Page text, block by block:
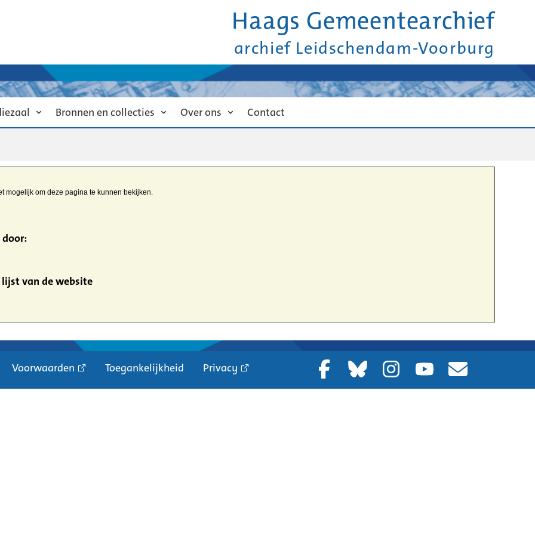
Haags Gemeentearchief
archief Leidschendam-Voorburg
Bronnen en collecties Over ons Contact
mogelijk om deze pagina te kunnen bekijken.
van de website
Voorwaarden Toegankelijkheid Privacy